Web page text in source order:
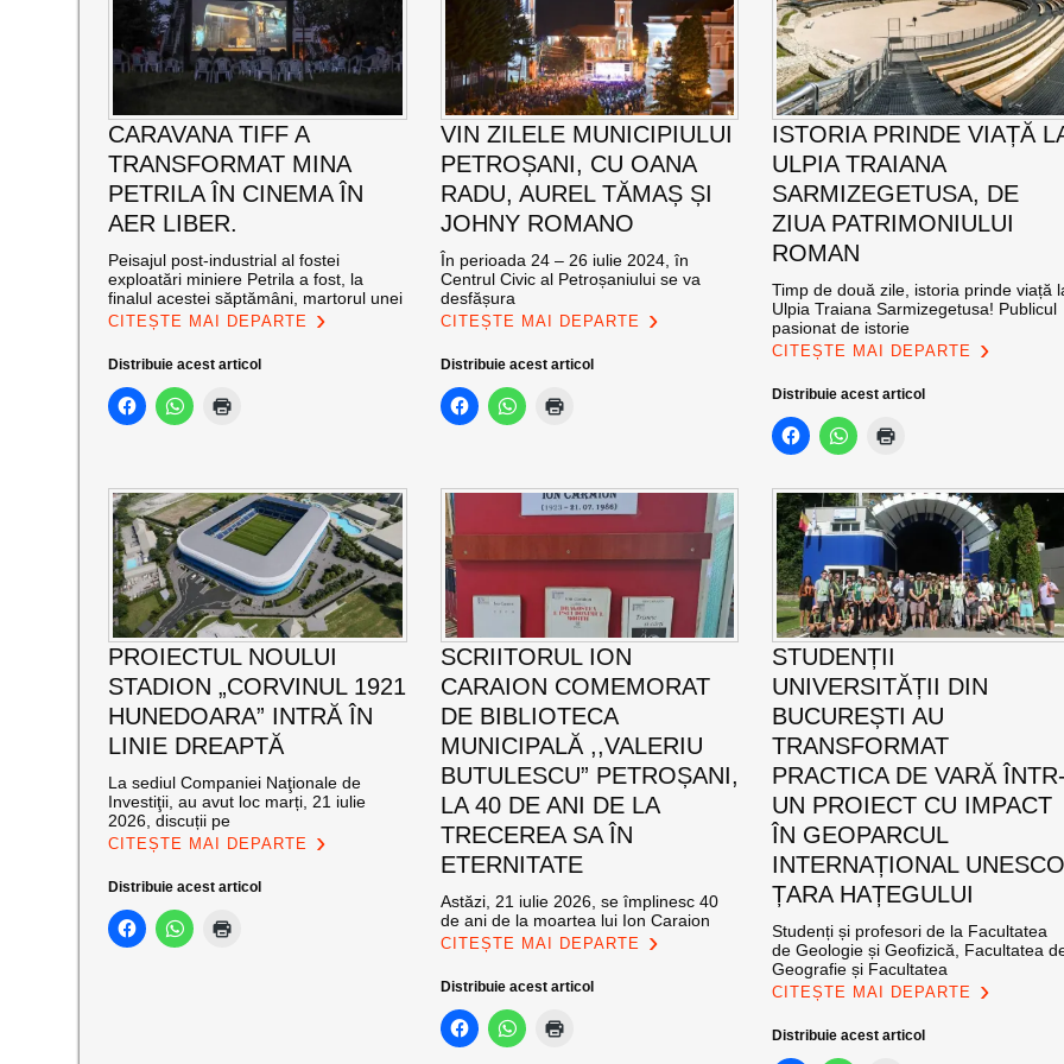
CARAVANA TIFF A
TRANSFORMAT MINA
PETRILA ÎN CINEMA ÎN
AER LIBER.
Peisajul post-industrial al fostei
exploatări miniere Petrila a fost, la
finalul acestei săptămâni, martorul unei
CITEȘTE MAI DEPARTE
Distribuie acest articol
VIN ZILELE MUNICIPIULUI
PETROȘANI, CU OANA
RADU, AUREL TĂMAȘ ȘI
JOHNY ROMANO
În perioada 24 – 26 iulie 2024, în
Centrul Civic al Petroșaniului se va
desfășura
CITEȘTE MAI DEPARTE
Distribuie acest articol
ISTORIA PRINDE VIAȚĂ
ULPIA TRAIANA
SARMIZEGETUSA, DE
ZIUA PATRIMONIULUI
ROMAN
Timp de două zile, istoria prinde viață
Ulpia Traiana Sarmizegetusa! Publicul
pasionat de istorie
CITEȘTE MAI DEPARTE
Distribuie acest articol
PROIECTUL NOULUI
STADION „CORVINUL 1921
HUNEDOARA” INTRĂ ÎN
LINIE DREAPTĂ
La sediul Companiei Naţionale de
Investiţii, au avut loc marți, 21 iulie
2026, discuții pe
CITEȘTE MAI DEPARTE
Distribuie acest articol
SCRIITORUL ION
CARAION COMEMORAT
DE BIBLIOTECA
MUNICIPALĂ ,,VALERIU
BUTULESCU” PETROȘANI,
LA 40 DE ANI DE LA
TRECEREA SA ÎN
ETERNITATE
Astăzi, 21 iulie 2026, se împlinesc 40
de ani de la moartea lui Ion Caraion
CITEȘTE MAI DEPARTE
Distribuie acest articol
STUDENȚII
UNIVERSITĂȚII DIN
BUCUREȘTI AU
TRANSFORMAT
PRACTICA DE VARĂ
UN PROIECT CU IMPACT
ÎN GEOPARCUL
INTERNAȚIONAL
ȚARA HAȚEGULUI
Studenți și profesori de la Facultatea
de Geologie și Geofizică, Facultatea
Geografie și Facultatea
CITEȘTE MAI DEPARTE
Distribuie acest articol